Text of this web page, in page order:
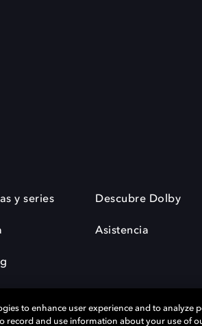
y series Descubre Dolby
Asistencia
to enhance user experience and to analyze
record and use information about your use of